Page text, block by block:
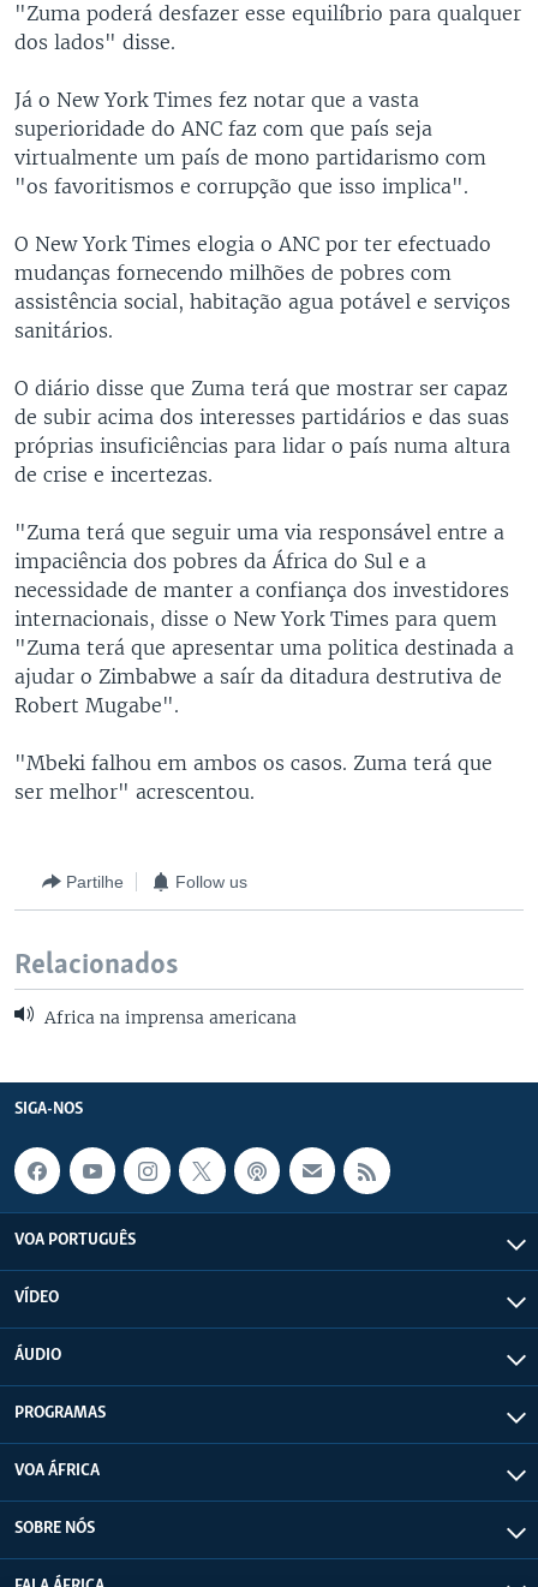
"Zuma poderá desfazer esse equilíbrio para qualquer
dos lados" disse.
Já o New York Times fez notar que a vasta
superioridade do ANC faz com que país seja
virtualmente um país de mono partidarismo com
"os favoritismos e corrupção que isso implica".
O New York Times elogia o ANC por ter efectuado
mudanças fornecendo milhões de pobres com
assistência social, habitação agua potável e serviços
sanitários.
O diário disse que Zuma terá que mostrar ser capaz
de subir acima dos interesses partidários e das suas
próprias insuficiências para lidar o país numa altura
de crise e incertezas.
"Zuma terá que seguir uma via responsável entre a
impaciência dos pobres da África do Sul e a
necessidade de manter a confiança dos investidores
internacionais, disse o New York Times para quem
"Zuma terá que apresentar uma politica destinada a
ajudar o Zimbabwe a saír da ditadura destrutiva de
Robert Mugabe".
"Mbeki falhou em ambos os casos. Zuma terá que
ser melhor" acrescentou.
Partilhe Follow us
Relacionados
Africa na imprensa americana
SIGA-NOS
VOA PORTUGUÊS
VÍDEO
ÁUDIO
PROGRAMAS
VOA ÁFRICA
SOBRE NÓS